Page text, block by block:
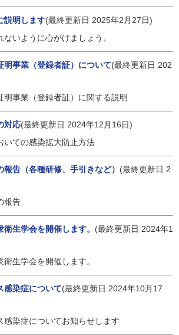
説明します(最終更新日 2025年2月27日)
いように心がけましょう。
明事業（登録者証）について(最終更新日 202
明事業（登録者証）に関する説明
対応(最終更新日 2024年12月16日)
いての感染拡大防止方法
告（各種研修、手引きなど） (最終更新日 2
報告
生学会を開催します。 (最終更新日 2024年1
生学会を開催します。
感染症について(最終更新日 2024年10月17
感染症についてお知らせします